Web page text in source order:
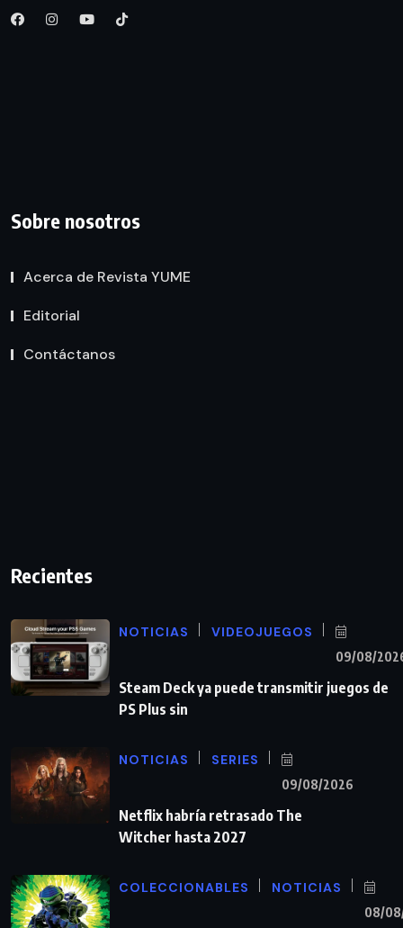
Sobre nosotros
Acerca de Revista YUME
Editorial
Contáctanos
Recientes
NOTICIAS VIDEOJUEGOS
09/08/
Steam Deck ya puede transmitir juegos de
PS Plus sin
NOTICIAS SERIES
09/08/2026
Netflix habría retrasado The
Witcher hasta 2027
COLECCIONABLES NOTICIAS
08/